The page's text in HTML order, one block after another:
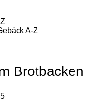
A-Z
Brotbacken